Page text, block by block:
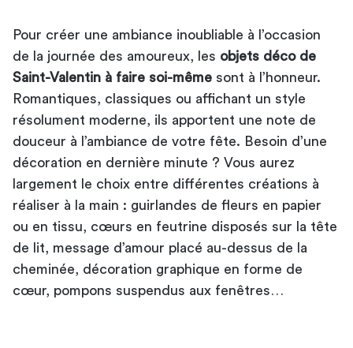
Pour créer une ambiance inoubliable à l’occasion
de la journée des amoureux, les objets déco de
Saint-Valentin à faire soi-même sont à l’honneur.
Romantiques, classiques ou affichant un style
résolument moderne, ils apportent une note de
douceur à l’ambiance de votre fête. Besoin d’une
décoration en dernière minute ? Vous aurez
largement le choix entre différentes créations à
réaliser à la main : guirlandes de fleurs en papier
ou en tissu, cœurs en feutrine disposés sur la tête
de lit, message d’amour placé au-dessus de la
cheminée, décoration graphique en forme de
cœur, pompons suspendus aux fenêtres…